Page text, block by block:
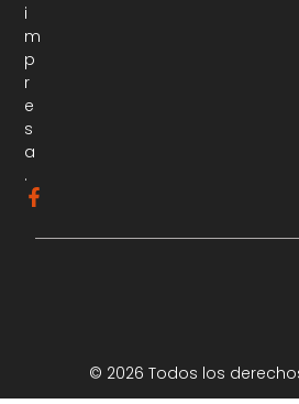
i
m
p
r
e
s
a
.
© 2026 Todos los